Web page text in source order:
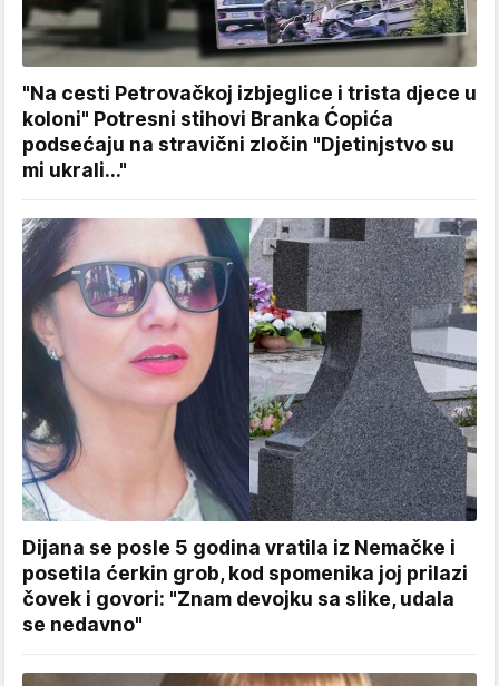
"Na cesti Petrovačkoj izbjeglice i trista djece u
koloni" Potresni stihovi Branka Ćopića
podsećaju na stravični zločin "Djetinjstvo su
mi ukrali..."
Dijana se posle 5 godina vratila iz Nemačke i
posetila ćerkin grob, kod spomenika joj prilazi
čovek i govori: "Znam devojku sa slike, udala
se nedavno"